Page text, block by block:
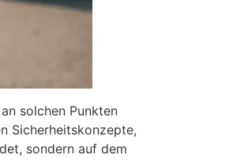
solchen Punkten
Sicherheitskonzepte,
sondern auf dem